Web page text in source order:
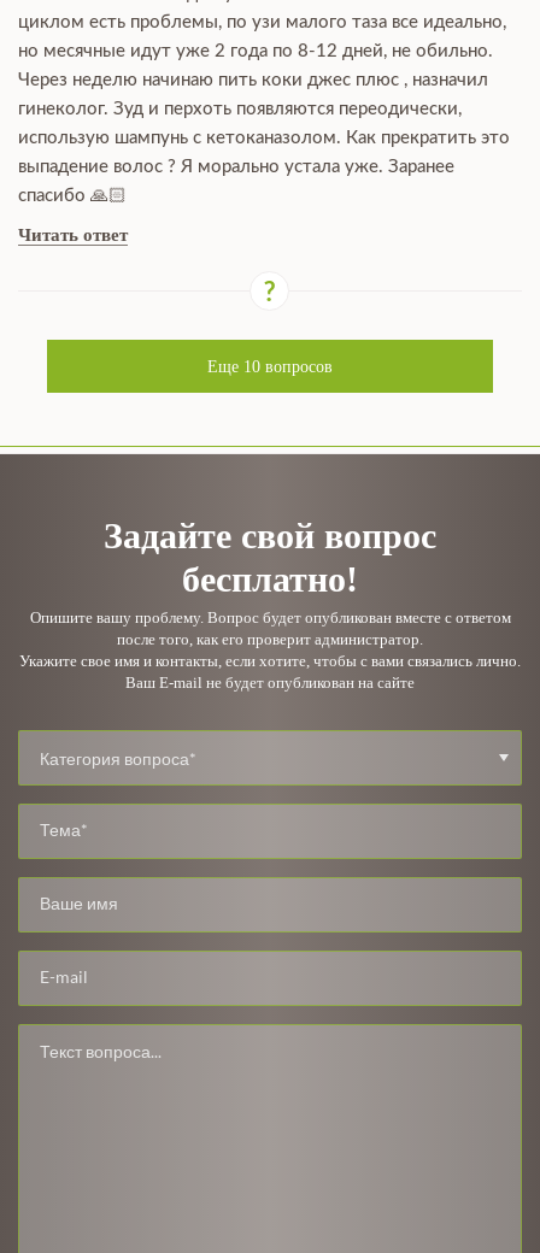
циклом есть проблемы, по узи малого таза все идеально,
но месячные идут уже 2 года по 8-12 дней, не обильно.
Через неделю начинаю пить коки джес плюс , назначил
гинеколог. Зуд и перхоть появляются переодически,
использую шампунь с кетоканазолом. Как прекратить это
выпадение волос ? Я морально устала уже. Заранее
спасибо 🙏🏻
Читать ответ
Еще 10 вопросов
Задайте свой вопрос
бесплатно!
Опишите вашу проблему. Вопрос будет опубликован вместе с ответом
после того, как его проверит администратор.
Укажите свое имя и контакты, если хотите, чтобы с вами связались лично.
Ваш E-mail не будет опубликован на сайте
Категория вопроса*